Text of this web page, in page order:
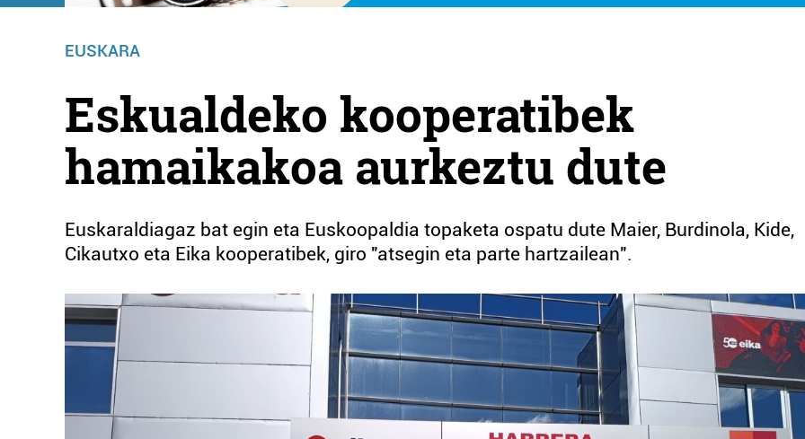
EUSKARA
Eskualdeko kooperatibek
hamaikakoa aurkeztu dute
Euskaraldiagaz bat egin eta Euskoopaldia topaketa ospatu dute Maier, Burdinola, Kide,
Cikautxo eta Eika kooperatibek, giro "atsegin eta parte hartzailean".